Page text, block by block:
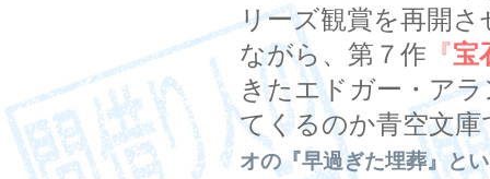
リーズ観賞を再開さ
ながら、第７作 『宝
きたエドガー・ア
てくるのか青空文
オの『早過ぎた埋葬』と